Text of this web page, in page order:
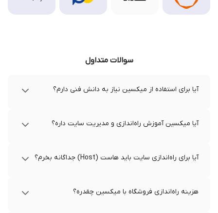
سوالات متداول
آیا برای استفاده از میکسین نیاز به دانش فنی دارم؟
آیا میکسین آموزش راه‌اندازی و مدیریت سایت داره؟
آیا برای راه‌اندازی سایت باید هاست (Host) جداگانه بخرم؟
هزینه راه‌اندازی فروشگاه با میکسین چقدره؟